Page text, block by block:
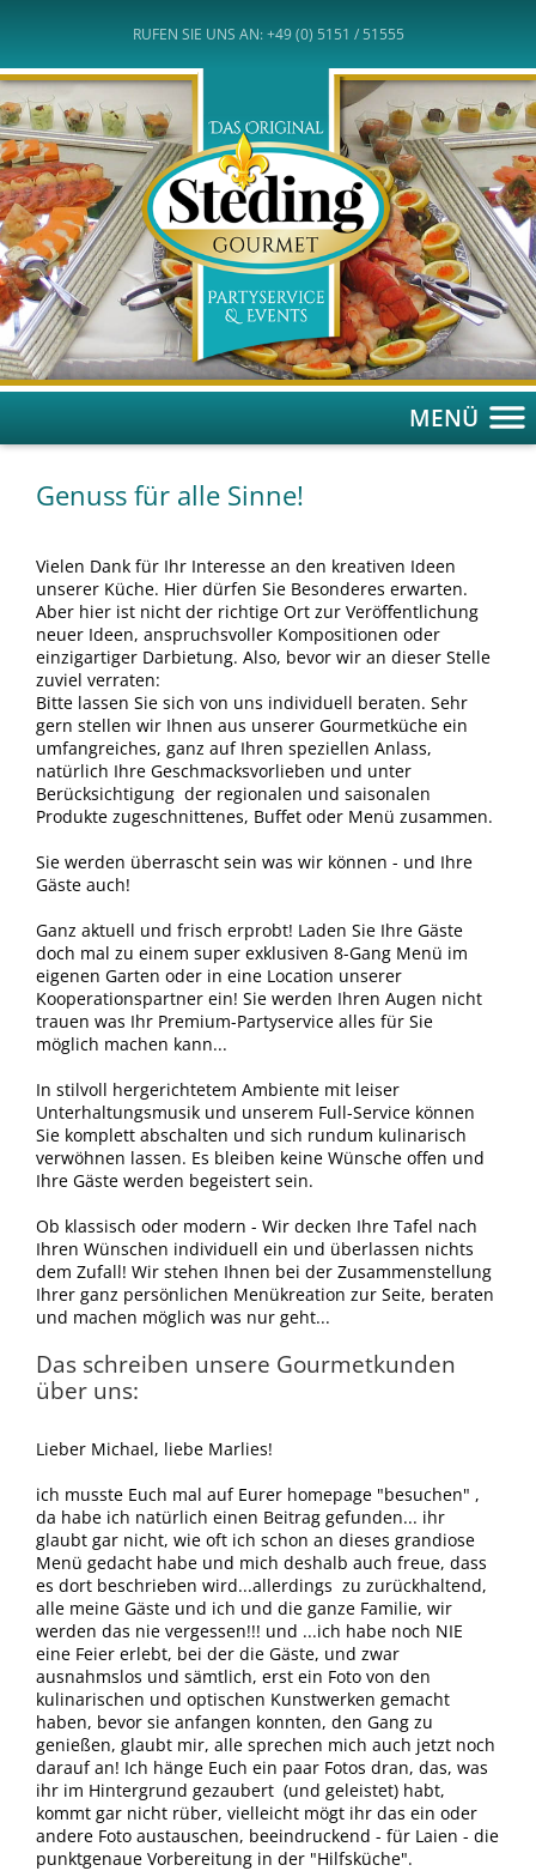
RUFEN SIE UNS AN: +49 (0) 5151 / 51555
MENÜ
Genuss für alle Sinne!
Vielen Dank für Ihr Interesse an den kreativen Ideen
unserer Küche. Hier dürfen Sie Besonderes erwarten.
Aber hier ist nicht der richtige Ort zur Veröffentlichung
neuer Ideen, anspruchsvoller Kompositionen oder
einzigartiger Darbietung. Also, bevor wir an dieser Stelle
zuviel verraten:
Bitte lassen Sie sich von uns individuell beraten. Sehr
gern stellen wir Ihnen aus unserer Gourmetküche ein
umfangreiches, ganz auf Ihren speziellen Anlass,
natürlich Ihre Geschmacksvorlieben und unter
Berücksichtigung der regionalen und saisonalen
Produkte zugeschnittenes, Buffet oder Menü zusammen.
Sie werden überrascht sein was wir können - und Ihre
Gäste auch!
Ganz aktuell und frisch erprobt! Laden Sie Ihre Gäste
doch mal zu einem super exklusiven 8-Gang Menü im
eigenen Garten oder in eine Location unserer
Kooperationspartner ein! Sie werden Ihren Augen nicht
trauen was Ihr Premium-Partyservice alles für Sie
möglich machen kann...
In stilvoll hergerichtetem Ambiente mit leiser
Unterhaltungsmusik und unserem Full-Service können
Sie komplett abschalten und sich rundum kulinarisch
verwöhnen lassen. Es bleiben keine Wünsche offen und
Ihre Gäste werden begeistert sein.
Ob klassisch oder modern - Wir decken Ihre Tafel nach
Ihren Wünschen individuell ein und überlassen nichts
dem Zufall! Wir stehen Ihnen bei der Zusammenstellung
Ihrer ganz persönlichen Menükreation zur Seite, beraten
und machen möglich was nur geht...
Das schreiben unsere Gourmetkunden
über uns:
Lieber Michael, liebe Marlies!
ich musste Euch mal auf Eurer homepage "besuchen" ,
da habe ich natürlich einen Beitrag gefunden... ihr
glaubt gar nicht, wie oft ich schon an dieses grandiose
Menü gedacht habe und mich deshalb auch freue, dass
es dort beschrieben wird...allerdings zu zurückhaltend,
alle meine Gäste und ich und die ganze Familie, wir
werden das nie vergessen!!! und ...ich habe noch NIE
eine Feier erlebt, bei der die Gäste, und zwar
ausnahmslos und sämtlich, erst ein Foto von den
kulinarischen und optischen Kunstwerken gemacht
haben, bevor sie anfangen konnten, den Gang zu
genießen, glaubt mir, alle sprechen mich auch jetzt noch
darauf an! Ich hänge Euch ein paar Fotos dran, das, was
ihr im Hintergrund gezaubert (und geleistet) habt,
kommt gar nicht rüber, vielleicht mögt ihr das ein oder
andere Foto austauschen, beeindruckend - für Laien - die
punktgenaue Vorbereitung in der "Hilfsküche".